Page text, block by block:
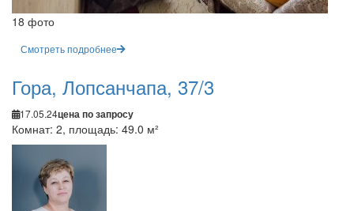
18 фото
Смотреть подробнее
Гора, Лопсанчапа, 37/3
17.05.24цена по запросу
Комнат: 2, площадь: 49.0 м²